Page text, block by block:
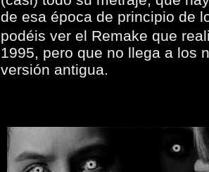
de esa época de principio de
podéis ver el Remake que
1995, pero que no llega a los
versión antigua.